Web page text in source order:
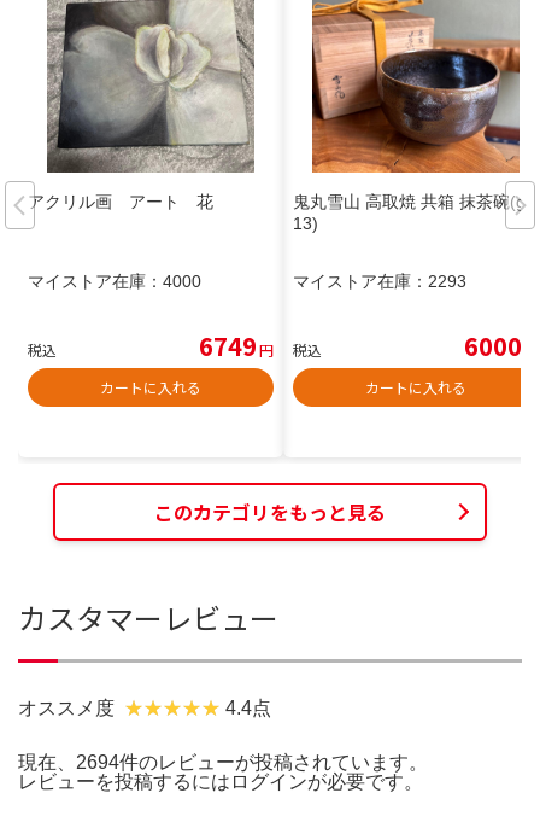
アクリル画 アート 花
マイストア在庫： 4000
税込 6749円
カートに入れる
鬼丸雪山 高取焼 共箱 抹茶碗(gb
13)
マイストア在庫： 2293
税込 6000
カートに入れる
このカテゴリをもっと見る
カスタマーレビュー
オススメ度 4.4点
現在、2694件のレビューが投稿されています。
レビューを投稿するには ログインが必要です。